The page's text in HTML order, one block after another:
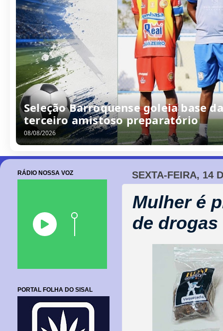
Seleção Barroquense goleia base
terceiro amistoso preparatório
08/08/2026
SEXTA-FEIRA, 14
Mulher é
de
RÁDIO NOSSA VOZ
PORTAL FOLHA DO SISAL